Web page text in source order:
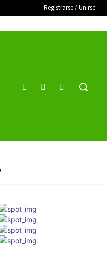
Registrarse / Unirse